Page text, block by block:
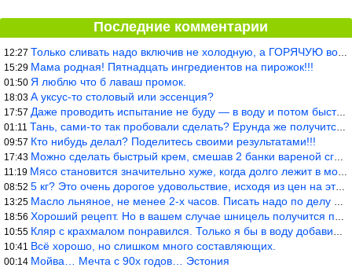
Последние комментарии
12:27 Только сливать надо включив не холодную, а ГОРЯЧУЮ воду. Трубы в
15:29 Мама родная! Пятнадцать ингредиентов на пирожок!!!
01:50 Я люблю что б лаваш промок.
18:03 А уксус-то столовый или эссенция?
17:57 Даже проводить испытание не буду — в воду и потом быстро в раска
01:11 Тань, сами-то так пробовали сделать? Ерунда же получится. Нет, с
09:57 Кто нибудь делал? Поделитесь своими результатами!!!
17:43 Можно сделать быстрый крем, смешав 2 банки вареной сгущенки со с
11:19 Мясо становится значительно хуже, когда долго лежит в морозилке
08:52 5 кг? Это очень дорогое удовольствие, исходя из цен на эту ягоду
13:25 Масло льняное, не менее 2-х часов. Писать надо по делу и подробн
18:56 Хороший рецепт. Но в вашем случае шницель получится парено-варен
10:55 Кляр с крахмалом понравился. Только я бы в воду добавил бы молок
10:41 Всё хорошо, но слишком много составляющих.
00:14 Мойва… Мечта с 90х годов… Эстония